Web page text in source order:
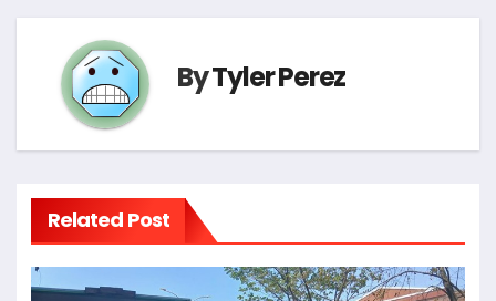
ByTyler Perez
Related Post